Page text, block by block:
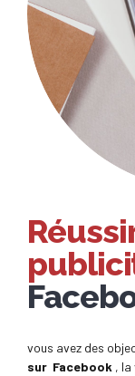
vous avez des
sur Facebook ,